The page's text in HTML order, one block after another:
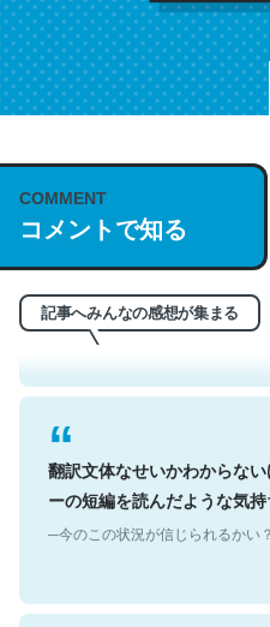
COMMENT
コメントで知る
記事へみんなの感想が集まる
これは名文。彼はとてもク
う。英語少しでも読める人は
れ好き。Let’s Fucking Go.
─今のこの状況が信じられるかい
翻訳文体なせいかわからな
ーの短編を読んだような気持
─今のこの状況が信じられるかい